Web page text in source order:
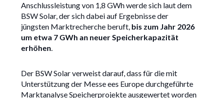
Anschlussleistung von 1,8 GWh werde sich laut dem
BSW Solar, der sich dabei auf Ergebnisse der
jüngsten Marktrecherche beruft, bis zum Jahr 2026
um etwa 7 GWh an neuer Speicherkapazität
erhöhen.
Der BSW Solar verweist darauf, dass für die mit
Unterstützung der Messe ees Europe durchgeführte
Marktanalyse Speicherprojekte ausgewertet worden